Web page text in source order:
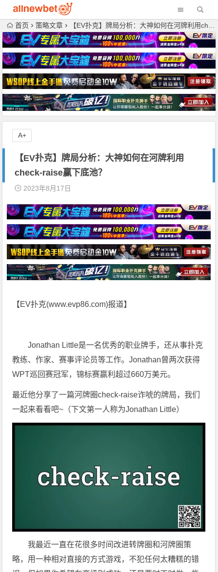
首页 策略文章 【EV扑克】牌局分析：大神如何在河牌利用check-raise赢下底池？
【EV扑克】牌局分析：大神如何在河牌利用
check-raise赢下底池？
2023年8月17日
【EV扑克(www.evp86.com)报道】
Jonathan Little是一名优秀的职业牌手，还从事扑克
教练、作家、赛事评论员等工作。Jonathan曾两次获得
WPT巡回赛冠军，锦标赛赢利超过660万美元。
最近他分享了一篇河牌圈check-raise诈唬的牌局，我们
一起来看看吧~（下文第一人称为Jonathan Little）
我最近一直在花很多时间改进转牌圈和河牌圈策
略，用一种相对直接的方式游戏，不犯任何太糟糕的错
A+